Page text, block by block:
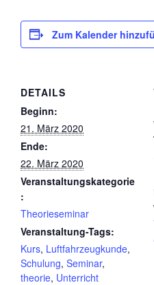
Zum Kalender
DETAILS
Beginn:
21. März 2020
Ende:
22. März 2020
Veranstaltungskategorie
:
Theorieseminar
Veranstaltung-Tags:
Kurs, Luftfahrzeugkunde,
Schulung, Seminar,
theorie, Unterricht